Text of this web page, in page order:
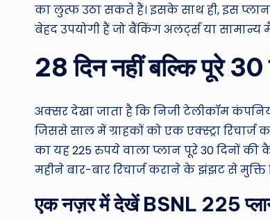
का लुत्फ उठा सकते हैं। इसके साथ ही, इस प्लान
बेहद उपयोगी हैं जो बैंकिंग अलर्ट्स या
28 दिन नहीं बल्कि पूरे 30
अक्सर देखा जाता है कि निजी टेलीकॉम
जिससे साल में ग्राहकों को एक एक्स्ट्रा रिचार्ज
का यह 225 रुपये वाला प्लान पूरे 30 दिनों
महीने बार-बार रिचार्ज कराने के झंझट से
एक नज़र में देखें BSNL 225